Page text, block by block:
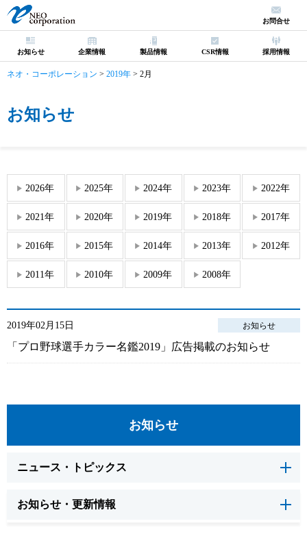
お知らせ 企業情報 製品情報 CSR情報 採用情報
お問合せ
ネオ・コーポレーション > 2019年 > 2月
お知らせ
2026年 2025年 2024年 2023年 2022年
2021年 2020年 2019年 2018年 2017年
2016年 2015年 2014年 2013年 2012年
2011年 2010年 2009年 2008年
2019年02月15日 お知らせ
「プロ野球選手カラー名鑑2019」広告掲載のお知らせ
お知らせ
ニュース・トピックス
お知らせ・更新情報